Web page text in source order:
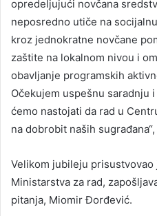
opredeljujući novčana
neposredno utiče na
kroz jednokratne novčane
zaštite na lokalnom nivou i
obavljanje programskih
Očekujem uspešnu saradnju
ćemo nastojati da rad u
na dobrobit naših
Velikom jubileju
Ministarstva za rad,
pitanja, Miomir Đorđević.